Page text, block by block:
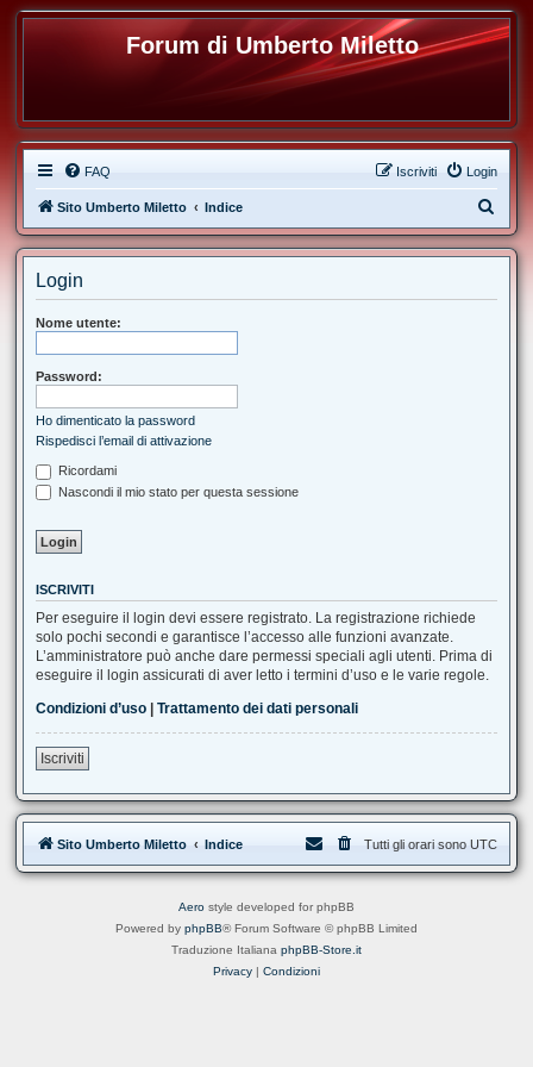
Forum di Umberto Miletto
FAQ Login
Iscriviti
Sito Umberto Miletto Indice
e
Login
Nome utente:
Password:
Ho dimenticato la password
Rispedisci l’email di attivazione
Ricordami
Nascondi il mio stato per questa sessione
ISCRIVITI
Per eseguire il login devi essere registrato. La registrazione richiede
solo pochi secondi e garantisce l’accesso alle funzioni avanzate.
L’amministratore può anche dare permessi speciali agli utenti. Prima di
eseguire il login assicurati di aver letto i termini d’uso e le varie regole.
Condizioni d’uso | Trattamento dei dati personali
Iscriviti
Sito Umberto Miletto Indice Tutti gli orari sono UTC
Aero style developed for phpBB
Powered by phpBB® Forum Software © phpBB Limited
Traduzione Italiana phpBB-Store.it
Privacy | Condizioni